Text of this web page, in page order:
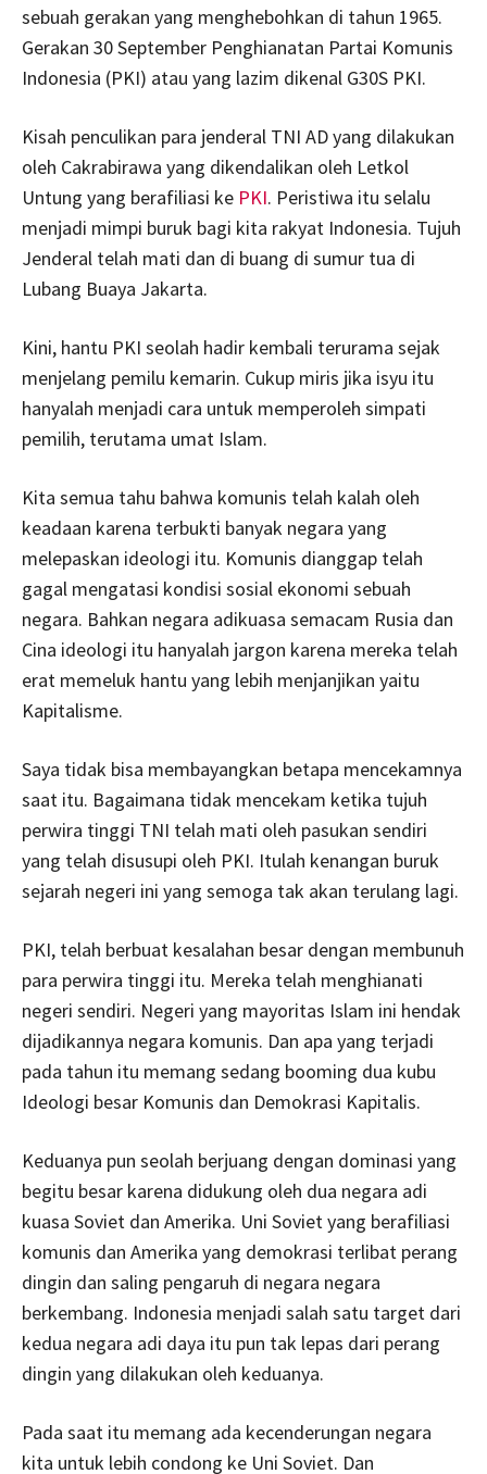
sebuah gerakan yang menghebohkan di tahun 1965.
Gerakan 30 September Penghianatan Partai Komunis
Indonesia (PKI) atau yang lazim dikenal G30S PKI.
Kisah penculikan para jenderal TNI AD yang dilakukan
oleh Cakrabirawa yang dikendalikan oleh Letkol
Untung yang berafiliasi ke PKI. Peristiwa itu selalu
menjadi mimpi buruk bagi kita rakyat Indonesia. Tujuh
Jenderal telah mati dan di buang di sumur tua di
Lubang Buaya Jakarta.
Kini, hantu PKI seolah hadir kembali terurama sejak
menjelang pemilu kemarin. Cukup miris jika isyu itu
hanyalah menjadi cara untuk memperoleh simpati
pemilih, terutama umat Islam.
Kita semua tahu bahwa komunis telah kalah oleh
keadaan karena terbukti banyak negara yang
melepaskan ideologi itu. Komunis dianggap telah
gagal mengatasi kondisi sosial ekonomi sebuah
negara. Bahkan negara adikuasa semacam Rusia dan
Cina ideologi itu hanyalah jargon karena mereka telah
erat memeluk hantu yang lebih menjanjikan yaitu
Kapitalisme.
Saya tidak bisa membayangkan betapa mencekamnya
saat itu. Bagaimana tidak mencekam ketika tujuh
perwira tinggi TNI telah mati oleh pasukan sendiri
yang telah disusupi oleh PKI. Itulah kenangan buruk
sejarah negeri ini yang semoga tak akan terulang lagi.
PKI, telah berbuat kesalahan besar dengan membunuh
para perwira tinggi itu. Mereka telah menghianati
negeri sendiri. Negeri yang mayoritas Islam ini hendak
dijadikannya negara komunis. Dan apa yang terjadi
pada tahun itu memang sedang booming dua kubu
Ideologi besar Komunis dan Demokrasi Kapitalis.
Keduanya pun seolah berjuang dengan dominasi yang
begitu besar karena didukung oleh dua negara adi
kuasa Soviet dan Amerika. Uni Soviet yang berafiliasi
komunis dan Amerika yang demokrasi terlibat perang
dingin dan saling pengaruh di negara negara
berkembang. Indonesia menjadi salah satu target dari
kedua negara adi daya itu pun tak lepas dari perang
dingin yang dilakukan oleh keduanya.
Pada saat itu memang ada kecenderungan negara
kita untuk lebih condong ke Uni Soviet. Dan